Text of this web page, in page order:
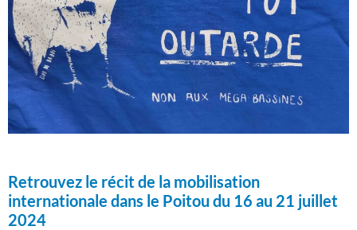
Retrouvez le récit de la mobilisation
internationale dans le Poitou du 16 au 21 juillet
2024